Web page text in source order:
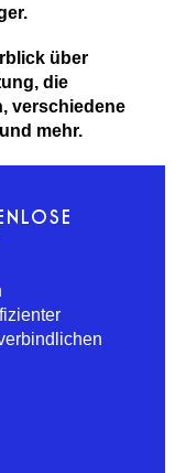
über
die
verschiedene
mehr.